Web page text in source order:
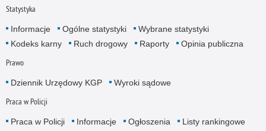
Statystyka
Informacje Ogólne statystyki
Wybrane statystyki
Kodeks karny
Ruch drogowy Raporty Opinia publiczna
Prawo
Dziennik Urzędowy KGP Wyroki sądowe
Praca w Policji
Praca w Policji Informacje Ogłoszenia
Listy rankingowe